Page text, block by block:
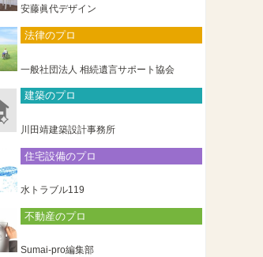
安藤眞代デザイン
法律のプロ
一般社団法人 相続遺言サポート協会
建築のプロ
川田靖建築設計事務所
住宅設備のプロ
水トラブル119
不動産のプロ
Sumai-pro編集部